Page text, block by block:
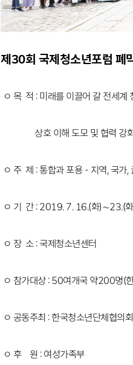
제30회 국제청소년포럼 폐
ㅇ 목 적 : 미래를 이끌어 갈 전세계
상호 이해 도모 및 협력 강
ㅇ 주 제 : 통합과 포용 - 지역, 국가
ㅇ 기 간 : 2019. 7. 16.(화)∼23.(
ㅇ 장 소 : 국제청소년센터
ㅇ 참가대상 : 50여개국 약200명(
ㅇ 공동주최 : 한국청소년단체협의
ㅇ 후 원 : 여성가족부